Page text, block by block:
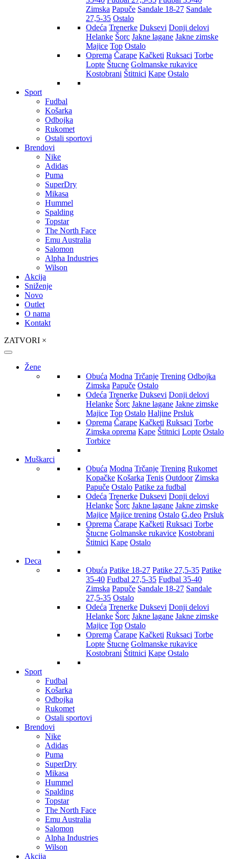
Zimska Papuče Sandale 18-27 Sandale
27,5-35 Ostalo
Odeća Trenerke Duksevi Donji delovi
Helanke Šorc Jakne lagane Jakne zimske
Majice Top Ostalo
Oprema Čarape Kačketi Ruksaci Torbe
Lopte Štucne Golmanske rukavice
Kostobrani Štitnici Kape Ostalo
Sport
Fudbal
Košarka
Odbojka
Rukomet
Ostali sportovi
Brendovi
Nike
Adidas
Puma
SuperDry
Mikasa
Hummel
Spalding
Topstar
The North Face
Emu Australia
Salomon
Alpha Industries
Wilson
Akcija
Sniženje
Novo
Outlet
O nama
Kontakt
ZATVORI ×
Žene
Obuća Modna Trčanje Trening Odbojka
Zimska Papuče Ostalo
Odeća Trenerke Duksevi Donji delovi
Helanke Šorc Jakne lagane Jakne zimske
Majice Top Ostalo Haljine Prsluk
Oprema Čarape Kačketi Ruksaci Torbe
Zimska oprema Kape Štitnici Lopte Ostalo
Torbice
Muškarci
Obuća Modna Trčanje Trening Rukomet
Kopačke Košarka Tenis Outdoor Zimska
Papuče Ostalo Patike za fudbal
Odeća Trenerke Duksevi Donji delovi
Helanke Šorc Jakne lagane Jakne zimske
Majice Majice trening Ostalo G.deo Prsluk
Oprema Čarape Kačketi Ruksaci Torbe
Štucne Golmanske rukavice Kostobrani
Štitnici Kape Ostalo
Deca
Obuća Patike 18-27 Patike 27,5-35 Patike
35-40 Fudbal 27,5-35 Fudbal 35-40
Zimska Papuče Sandale 18-27 Sandale
27,5-35 Ostalo
Odeća Trenerke Duksevi Donji delovi
Helanke Šorc Jakne lagane Jakne zimske
Majice Top Ostalo
Oprema Čarape Kačketi Ruksaci Torbe
Lopte Štucne Golmanske rukavice
Kostobrani Štitnici Kape Ostalo
Sport
Fudbal
Košarka
Odbojka
Rukomet
Ostali sportovi
Brendovi
Nike
Adidas
Puma
SuperDry
Mikasa
Hummel
Spalding
Topstar
The North Face
Emu Australia
Salomon
Alpha Industries
Wilson
Akcija